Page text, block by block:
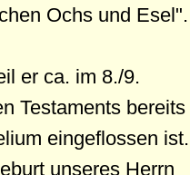
Ochs und Esel".
er ca. im 8./9.
Testaments bereits
eingeflossen ist.
unseres Herrn